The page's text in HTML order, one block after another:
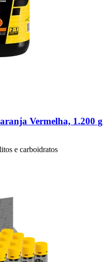
Vermelha, 1.200 g
e carboidratos